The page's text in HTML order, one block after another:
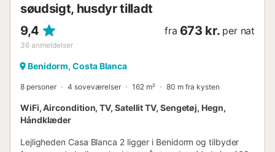
søudsigt, husdyr tilladt
9,4
36 anmeldelser
fra 673 kr. per nat
Benidorm, Costa Blanca
8 personer 4 soveværelser 162 m² 80 m fra kysten
WiFi, Aircondition, TV, Satellit TV, Sengetøj, Hegn,
Håndklæder
Lejligheden Casa Blanca 2 ligger i Benidorm og tilbyder